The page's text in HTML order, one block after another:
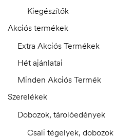
Kiegészítők
Akciós termékek
Extra Akciós Termékek
Hét ajánlatai
Minden Akciós Termék
Szerelékek
Dobozok, tárolóedények
Csali tégelyek, dobozok